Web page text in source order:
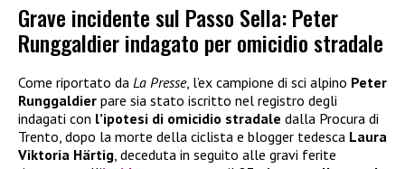
Grave incidente sul Passo Sella: Peter
Runggaldier indagato per omicidio stradale
Come riportato da La Presse, l’ex campione di sci alpino Peter
Runggaldier pare sia stato iscritto nel registro degli
indagati con l’ipotesi di omicidio stradale dalla Procura di
Trento, dopo la morte della ciclista e blogger tedesca Laura
Viktoria Härtig, deceduta in seguito alle gravi ferite